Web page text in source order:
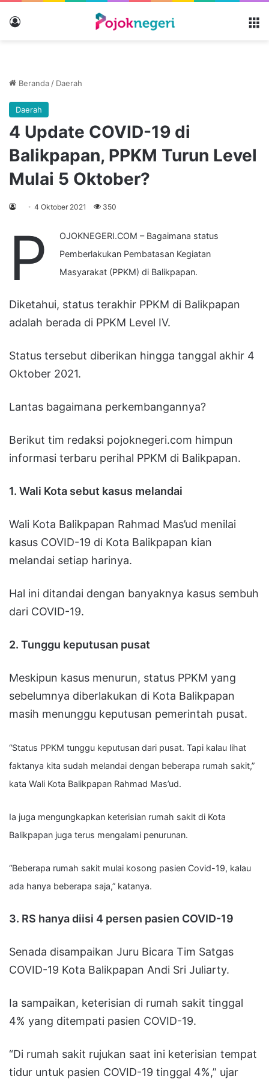
Beranda / Daerah
Daerah
4 Update COVID-19 di
Balikpapan, PPKM Turun Level
Mulai 5 Oktober?
4 Oktober 2021 350
P
OJOKNEGERI.COM – Bagaimana status
Pemberlakukan Pembatasan Kegiatan
Masyarakat (PPKM) di Balikpapan.
Diketahui, status terakhir PPKM di Balikpapan
adalah berada di PPKM Level IV.
Status tersebut diberikan hingga tanggal akhir 4
Oktober 2021.
Lantas bagaimana perkembangannya?
Berikut tim redaksi pojoknegeri.com himpun
informasi terbaru perihal PPKM di Balikpapan.
1. Wali Kota sebut kasus melandai
Wali Kota Balikpapan Rahmad Mas’ud menilai
kasus COVID-19 di Kota Balikpapan kian
melandai setiap harinya.
Hal ini ditandai dengan banyaknya kasus sembuh
dari COVID-19.
2. Tunggu keputusan pusat
Meskipun kasus menurun, status PPKM yang
sebelumnya diberlakukan di Kota Balikpapan
masih menunggu keputusan pemerintah pusat.
“Status PPKM tunggu keputusan dari pusat. Tapi kalau lihat
faktanya kita sudah melandai dengan beberapa rumah sakit,”
kata Wali Kota Balikpapan Rahmad Mas’ud.
Ia juga mengungkapkan keterisian rumah sakit di Kota
Balikpapan juga terus mengalami penurunan.
“Beberapa rumah sakit mulai kosong pasien Covid-19, kalau
ada hanya beberapa saja,” katanya.
3. RS hanya diisi 4 persen pasien COVID-19
Senada disampaikan Juru Bicara Tim Satgas
COVID-19 Kota Balikpapan Andi Sri Juliarty.
Ia sampaikan, keterisian di rumah sakit tinggal
4% yang ditempati pasien COVID-19.
“Di rumah sakit rujukan saat ini keterisian tempat
tidur untuk pasien COVID-19 tinggal 4%,” ujar